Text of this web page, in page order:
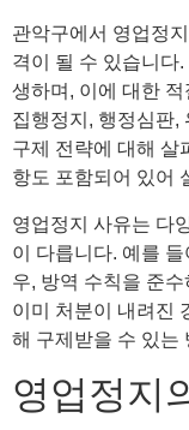
관악구에서 영업정
격이 될 수 있습니다
생하며, 이에 대한
집행정지, 행정심판,
구제 전략에 대해 살
항도 포함되어 있어
영업정지 사유는 다
이 다릅니다. 예를
우, 방역 수칙을 준
이미 처분이 내려진
해 구제받을 수 있는
영업정지